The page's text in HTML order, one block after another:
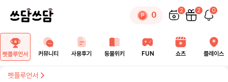
0 2 2 0
펫플루언서 커뮤니티 사용후기 동물위키 FUN 쇼츠 플레이스
펫플루언서